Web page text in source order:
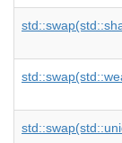
std::swap
std::swap
std::swap